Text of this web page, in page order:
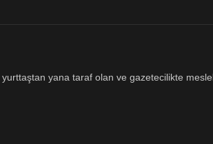
yana taraf olan ve gazetecilikte